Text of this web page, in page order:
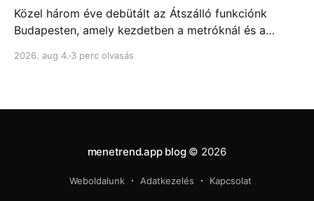
Közel három éve debütált az Átszálló funkciónk
Budapesten, amely kezdetben a metróknál és a
ajtóhoz állj a leggyorsabb átszállás érdekében...
2026. aug 4. 3 perc olvasás
menetrend.app blog© 2026
Weboldalunk Adatkezelés Kapcsolat